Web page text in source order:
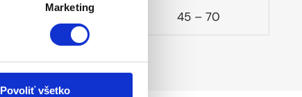
Marketing
Povoliť všetko
45 – 70